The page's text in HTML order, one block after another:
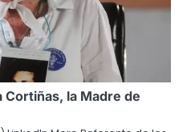
la Madre de